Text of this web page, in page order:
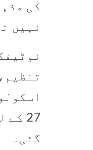
کی
نہیں
27
گئی۔